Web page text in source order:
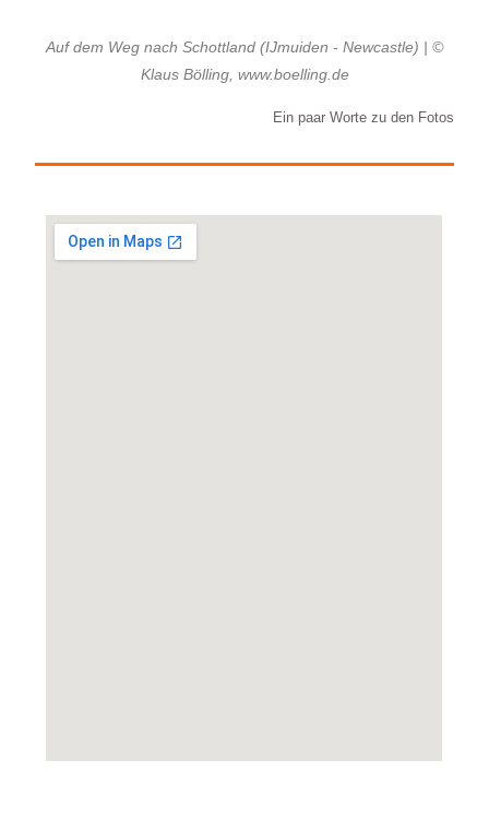
Auf dem Weg nach Schottland (IJmuiden - Newcastle) | ©
Klaus Bölling, www.boelling.de
Ein paar Worte zu den Fotos